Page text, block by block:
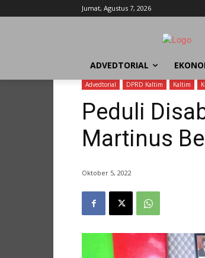
Jumat, Agustus 7, 2026
ADVEDTORIAL
Advedtorial DPRD Kaltim Kaltim
Peduli
Martinus
Oktober 5, 2022